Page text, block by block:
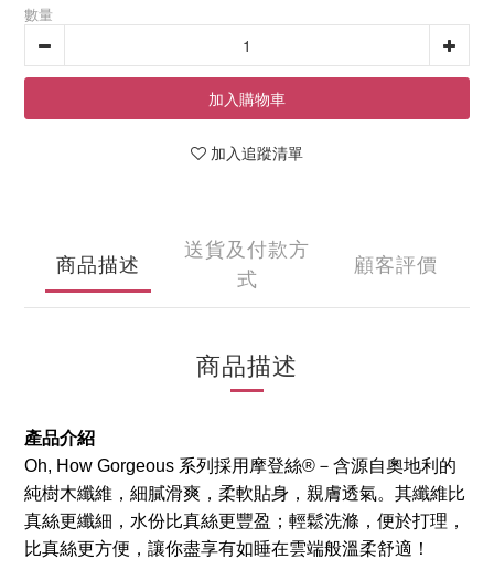
數量
加入購物車
加入追蹤清單
商品描述
送貨及付款方
式
顧客評價
商品描述
產品介紹
Oh, How Gorgeous 系列採用摩登絲®－含源自奧地利的
純樹木纖維，細膩滑爽，柔軟貼身，親膚透氣。其纖維比
真絲更纖細，水份比真絲更豐盈；輕鬆洗滌，便於打理，
比真絲更方便，讓你盡享有如睡在雲端般溫柔舒適！